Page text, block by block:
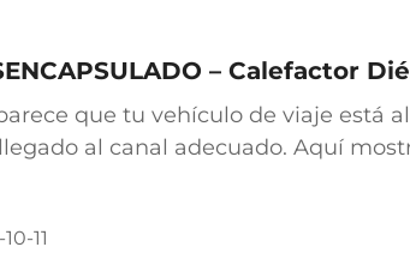
– Calefactor
que tu vehículo de viaje está
al canal adecuado. Aquí
11